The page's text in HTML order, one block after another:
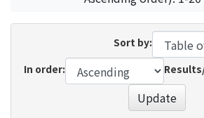
Sort by:
In order:
Update